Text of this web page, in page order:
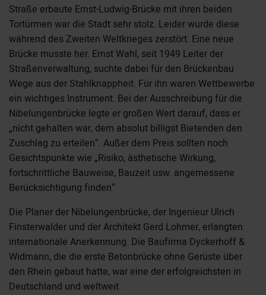
Straße erbaute Ernst-Ludwig-Brücke mit ihren beiden
Tortürmen war die Stadt sehr stolz. Leider wurde diese
während des Zweiten Weltkrieges zerstört. Eine neue
Brücke musste her. Ernst Wahl, seit 1949 Leiter der
Straßenverwaltung, suchte dabei für den Brückenbau
Wege aus der Stahlknappheit. Für ihn waren Wettbewerbe
ein wichtiges Instrument. Bei der Ausschreibung für die
Nibelungenbrücke legte er großen Wert darauf, dass er
„nicht gehalten war, dem absolut billigst Bietenden den
Zuschlag zu erteilen“. Außer dem Preis sollten noch
Gesichtspunkte wie „Risiko, ästhetische Wirkung,
fortschrittliche Bauweise, Bauzeit usw. angemessene
Berücksichtigung finden“
Die Planer der Nibelungenbrücke, der Ingenieur Ulrich
Finsterwalder und der Architekt Gerd Lohmer, erlangten
internationale Anerkennung. Die Baufirma Dyckerhoff &
Widmann, die die erste Betonbrücke ohne Gerüste über
den Rhein gebaut hatte, war eine der erfolgreichsten in
Deutschland und weltweit.